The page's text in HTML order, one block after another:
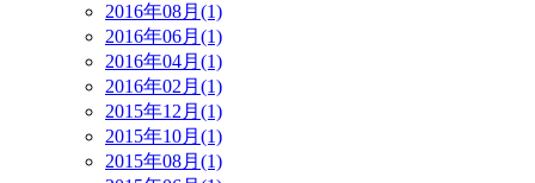
2016年08月(1)
2016年06月(1)
2016年04月(1)
2016年02月(1)
2015年12月(1)
2015年10月(1)
2015年08月(1)